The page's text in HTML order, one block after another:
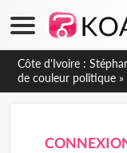
Côte d'Ivoire :
de couleur politique
Gboguhé-Zaïbo